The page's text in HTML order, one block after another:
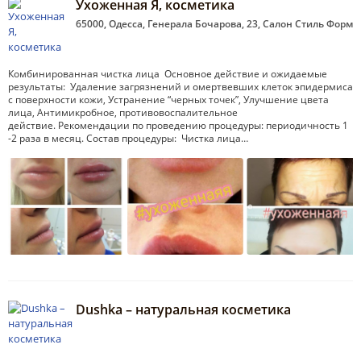
Ухоженная Я, косметика
65000, Одесса, Генерала Бочарова, 23, Салон Стиль Форм
Комбинированная чистка лица Основное действие и ожидаемые
результаты: Удаление загрязнений и омертвевших клеток эпидермиса
с поверхности кожи, Устранение “черных точек”, Улучшение цвета
лица, Антимикробное, противовоспалительное
действие. Рекомендации по проведению процедуры: периодичность 1
-2 раза в месяц. Состав процедуры: Чистка лица…
Dushka – натуральная косметика